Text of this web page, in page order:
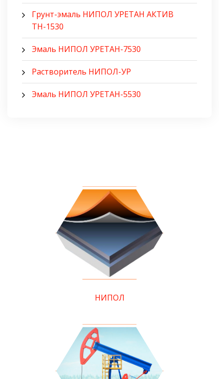
Грунт-эмаль НИПОЛ УРЕТАН АКТИВ
ТН-1530
Эмаль НИПОЛ УРЕТАН-7530
Растворитель НИПОЛ-УР
Эмаль НИПОЛ УРЕТАН-5530
НИПОЛ